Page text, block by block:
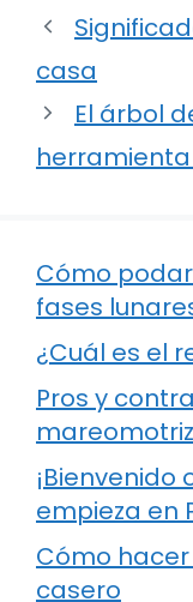
casa
El árbol
Cómo
fases
¿Cuál es el
Pros y
mareomotriz
empieza en
Cómo
casero